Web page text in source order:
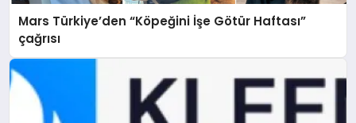
Mars Türkiye’den “Köpeğini İşe Götür Haftası”
çağrısı